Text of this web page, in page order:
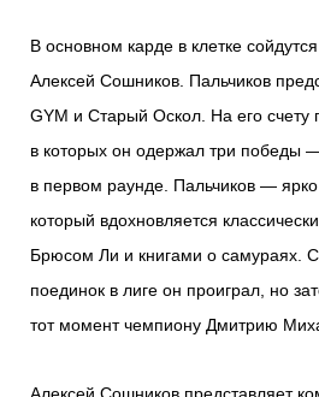
В основном карде в клетке
Алексей Сошников. Пальчиков
GYM и Старый Оскол. На его
в которых он одержал три победы
в первом раунде. Пальчиков —
который вдохновляется
Брюсом Ли и книгами о самураях.
поединок в лиге он проиграл, но
тот момент чемпиону Дмитрию